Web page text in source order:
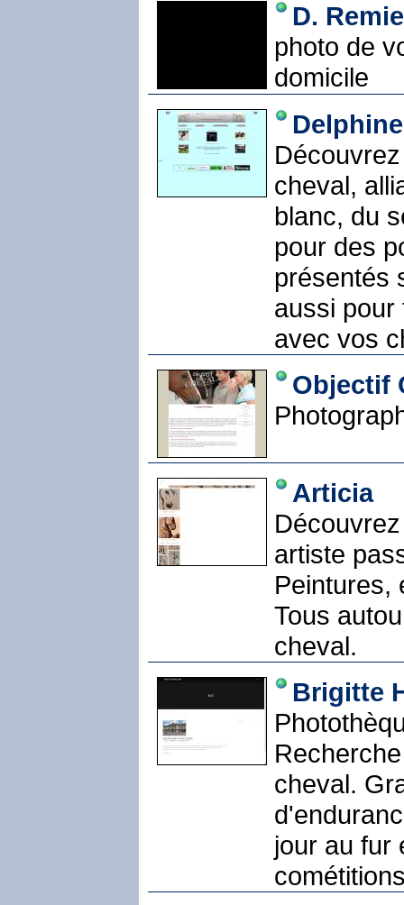
D.
photo de
domicile
cheval,
blanc, du
pour des
présentés
aussi pour
avec vos
Objectif
Articia
artiste
Peintures,
Tous
cheval.
Brigitte
cheval.
jour au fur